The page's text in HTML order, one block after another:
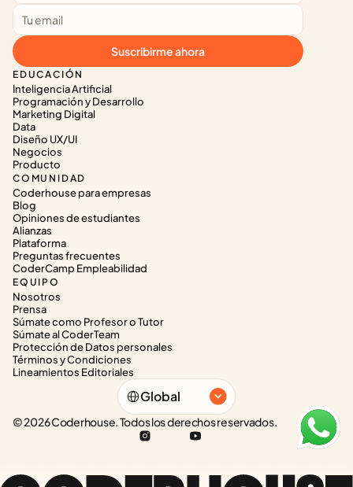
EDUCACIÓN
Inteligencia Artificial
Programación y Desarrollo
Marketing Digital
Data
Diseño UX/UI
Negocios
Producto
COMUNIDAD
Coderhouse para empresas
Blog
Opiniones de estudiantes
Alianzas
Plataforma
Preguntas frecuentes
CoderCamp Empleabilidad
EQUIPO
Nosotros
Prensa
Súmate como Profesor o Tutor
Súmate al CoderTeam
Protección de Datos personales
Términos y Condiciones
Lineamientos Editoriales
Suscribirme ahora
Select Language
Global
© 2026 Coderhouse. Todos los derechos reservados.